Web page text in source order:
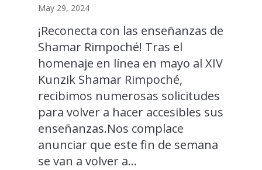
May 29, 2024
¡Reconecta con las enseñanzas de
Shamar Rimpoché! Tras el
homenaje en línea en mayo al XIV
Kunzik Shamar Rimpoché,
recibimos numerosas solicitudes
para volver a hacer accesibles sus
enseñanzas.Nos complace
anunciar que este fin de semana
se van a volver a...